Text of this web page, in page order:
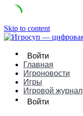
Skip to content
Войти
Главная
Игроновости
Игры
Игровой журнал
Войти